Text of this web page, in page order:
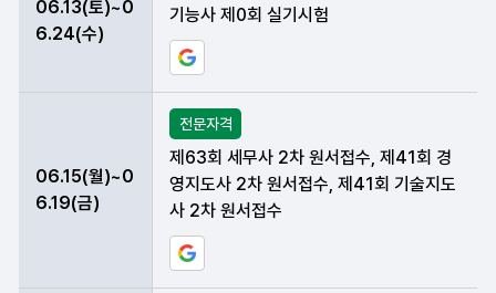
06.13(토)~0
6.24(수)
기능사 제0회 실기시험
구글 일정에 현재 데이터 등록하기
06.15(월)~0
6.19(금)
전문자격
제63회 세무사 2차 원서접수, 제41회 경
영지도사 2차 원서접수, 제41회 기술지도
사 2차 원서접수
구글 일정에 현재 데이터 등록하기